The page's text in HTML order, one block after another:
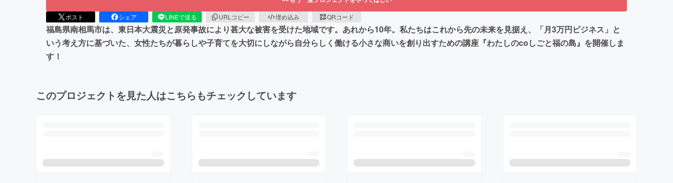
ポスト シェア LINEで送る URLコピー 埋め込み QRコード
福島県南相馬市は、東日本大震災と原発事故により甚大な被害を受けた地域です。あれから10年。私たちはこれから先の未来を見据え、「月3万円ビジネス」と
いう考え方に基づいた、女性たちが暮らしや子育てを大切にしながら自分らしく働ける小さな商いを創り出すための講座『わたしのcoしごと福の島』を開催しま
す！
このプロジェクトを見た人はこちらもチェックしています